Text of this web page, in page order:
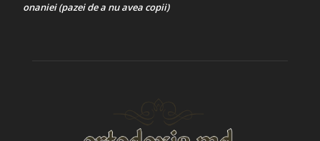
onaniei (pazei de a nu avea copii)